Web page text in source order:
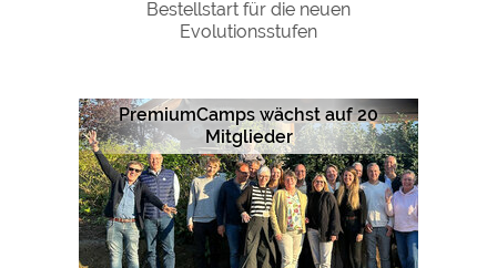
Bestellstart für die neuen
Evolutionsstufen
PremiumCamps wächst auf 20
Mitglieder